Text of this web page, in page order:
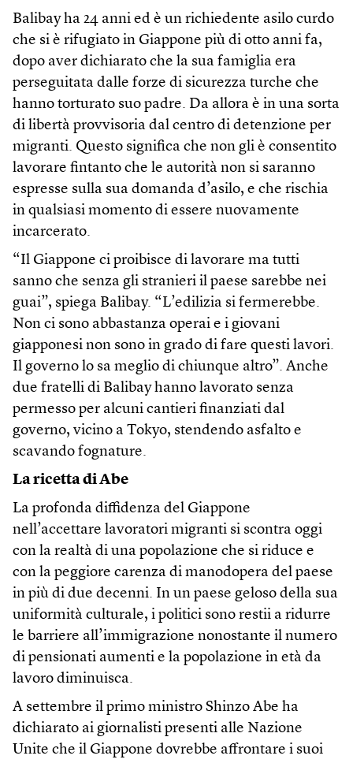
Balibay ha 24 anni ed è un richiedente asilo curdo
che si è rifugiato in Giappone più di otto anni fa,
dopo aver dichiarato che la sua famiglia era
perseguitata dalle forze di sicurezza turche che
hanno torturato suo padre. Da allora è in una sorta
di libertà provvisoria dal centro di detenzione per
migranti. Questo significa che non gli è consentito
lavorare fintanto che le autorità non si saranno
espresse sulla sua domanda d’asilo, e che rischia
in qualsiasi momento di essere nuovamente
incarcerato.
“Il Giappone ci proibisce di lavorare ma tutti
sanno che senza gli stranieri il paese sarebbe nei
guai”, spiega Balibay. “L’edilizia si fermerebbe.
Non ci sono abbastanza operai e i giovani
giapponesi non sono in grado di fare questi lavori.
Il governo lo sa meglio di chiunque altro”. Anche
due fratelli di Balibay hanno lavorato senza
permesso per alcuni cantieri finanziati dal
governo, vicino a Tokyo, stendendo asfalto e
scavando fognature.
La ricetta di Abe
La profonda diffidenza del Giappone
nell’accettare lavoratori migranti si scontra oggi
con la realtà di una popolazione che si riduce e
con la peggiore carenza di manodopera del paese
in più di due decenni. In un paese geloso della sua
uniformità culturale, i politici sono restii a ridurre
le barriere all’immigrazione nonostante il numero
di pensionati aumenti e la popolazione in età da
lavoro diminuisca.
A settembre il primo ministro Shinzo Abe ha
dichiarato ai giornalisti presenti alle Nazione
Unite che il Giappone dovrebbe affrontare i suoi